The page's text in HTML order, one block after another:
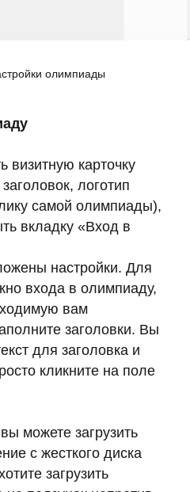
олимпиады
визитную карточку
логотип
самой олимпиады),
вкладку «Вход в
настройки. Для
входа в олимпиаду,
вам
заголовки. Вы
для заголовка и
кликните на поле
вы можете загрузить
с жесткого диска
загрузить